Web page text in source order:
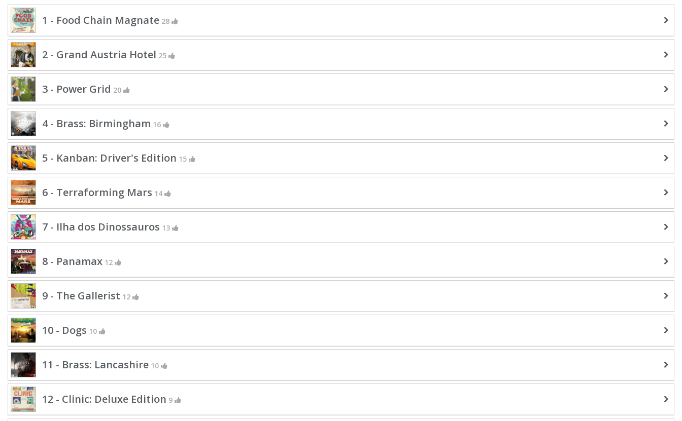
1 - Food Chain Magnate 28
2 - Grand Austria Hotel 25
3 - Power Grid 20
4 - Brass: Birmingham 16
5 - Kanban: Driver's Edition 15
6 - Terraforming Mars 14
7 - Ilha dos Dinossauros 13
8 - Panamax 12
9 - The Gallerist 12
10 - Dogs 10
11 - Brass: Lancashire 10
12 - Clinic: Deluxe Edition 9